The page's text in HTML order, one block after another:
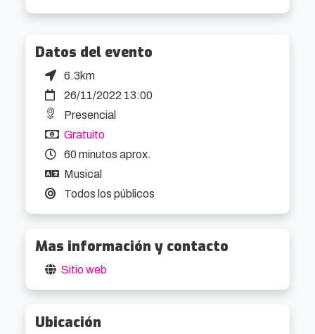
Datos del evento
6.3km
26/11/2022 13:00
Presencial
Gratuito
60 minutos aprox.
Musical
Todos los públicos
Mas información y contacto
Sitio web
Ubicación